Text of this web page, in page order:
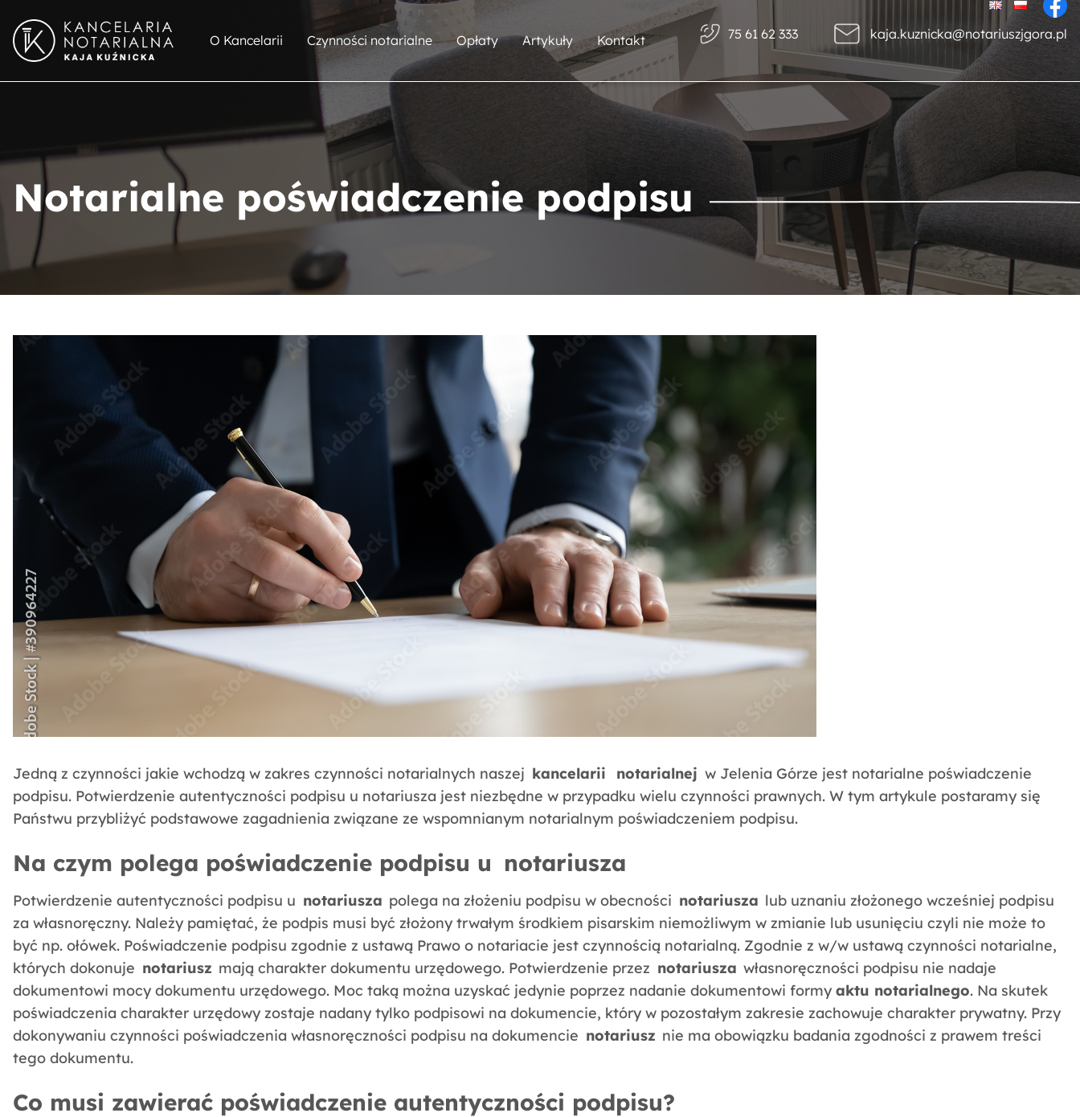
O Kancelarii Czynności notarialne Opłaty Artykuły Kontakt 75 61 62 333 kaja.kuznicka@notariuszjgora.pl
Notarialne poświadczenie podpisu
Jedną z czynności jakie wchodzą w zakres czynności notarialnych naszej kancelarii notarialnej w Jelenia Górze jest notarialne poświadczenie
podpisu. Potwierdzenie autentyczności podpisu u notariusza jest niezbędne w przypadku wielu czynności prawnych. W tym artykule postaramy się
Państwu przybliżyć podstawowe zagadnienia związane ze wspomnianym notarialnym poświadczeniem podpisu.
Na czym polega poświadczenie podpisu u notariusza
Potwierdzenie autentyczności podpisu u notariusza polega na złożeniu podpisu w obecności notariusza lub uznaniu złożonego wcześniej podpisu
za własnoręczny. Należy pamiętać, że podpis musi być złożony trwałym środkiem pisarskim niemożliwym w zmianie lub usunięciu czyli nie może to
być np. ołówek. Poświadczenie podpisu zgodnie z ustawą Prawo o notariacie jest czynnością notarialną. Zgodnie z w/w ustawą czynności notarialne,
których dokonuje notariusz mają charakter dokumentu urzędowego. Potwierdzenie przez notariusza własnoręczności podpisu nie nadaje
dokumentowi mocy dokumentu urzędowego. Moc taką można uzyskać jedynie poprzez nadanie dokumentowi formy aktu notarialnego. Na skutek
poświadczenia charakter urzędowy zostaje nadany tylko podpisowi na dokumencie, który w pozostałym zakresie zachowuje charakter prywatny. Przy
dokonywaniu czynności poświadczenia własnoręczności podpisu na dokumencie notariusz nie ma obowiązku badania zgodności z prawem treści
tego dokumentu.
Co musi zawierać poświadczenie autentyczności podpisu?